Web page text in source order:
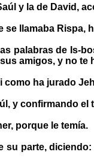
y la de David,
llamaba
palabras de Is-
amigos, y no
como ha jurado
y confirmando
porque le temía.
su parte,